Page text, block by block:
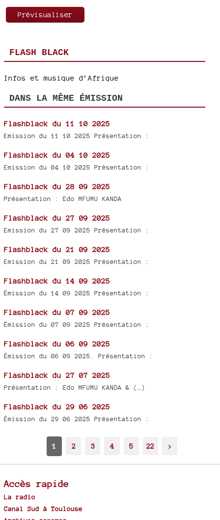
FLASH BLACK
Infos et musique d’Afrique
DANS LA MÊME ÉMISSION
Flashblack du 11 10 2025
Emission du 11 10 2025 Présentation :
Flashblack du 04 10 2025
Emission du 04 10 2025 Présentation :
Flashblack du 28 09 2025
Présentation : Edo MFUMU KANDA
Flashblack du 27 09 2025
Emission du 27 09 2025 Présentation :
Flashblack du 21 09 2025
Emission du 21 09 2025 Présentation :
Flashblack du 14 09 2025
Émission du 14 09 2025 Présentation :
Flashblack du 07 09 2025
Émission du 07 09 2025 Présentation :
Flashblack du 06 09 2025
Émission du 06 09 2025. Présentation :
Flashblack du 27 07 2025
Présentation : Edo MFUMU KANDA & (…)
Flashblack du 29 06 2025
Émission du 29 06 2025 Présentation :
1 2 3 4 5 22 >
Accès rapide
La radio
Canal Sud à Toulouse